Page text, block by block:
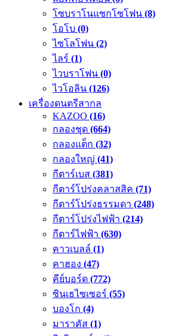
โซบราโนแซกโซโฟน (8)
โอโบ (0)
ไซโลโฟน (2)
ไลร์ (1)
ไวบราโฟน (0)
ไวโอลิน (126)
เครื่องดนตรีสากล
KAZOO (16)
กลองชุด (664)
กลองแต็ก (32)
กลองใหญ่ (41)
กีตาร์เบส (381)
กีตาร์โปร่งคลาสสิค (71)
กีตาร์โปร่งธรรมดา (248)
กีตาร์โปร่งไฟฟ้า (214)
กีตาร์ไฟฟ้า (630)
คาวเบลล์ (1)
คาฮอง (47)
คีย์บอร์ด (772)
ซินเธไซเซอร์ (55)
บองโก (4)
มาราคัส (1)